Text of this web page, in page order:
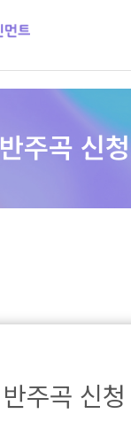
반주곡 신청
반주곡 신청